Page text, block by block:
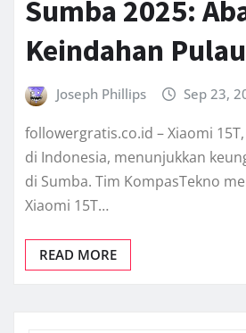
Sumba 2025:
Keindahan Pulau
Joseph Phillips Sep 23,
followergratis.co.id – Xiaomi
di Indonesia, menunjukkan
di Sumba. Tim KompasTekno
Xiaomi 15T…
READ MORE